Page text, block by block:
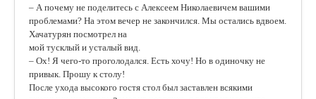
– А почему не поделитесь с Алексеем Николаевичем вашими
проблемами? На этом вечер не закончился. Мы остались вдвоем.
Хачатурян посмотрел на
мой тусклый и усталый вид.
– Ох! Я чего-то проголодался. Есть хочу! Но в одиночку не
привык. Прошу к столу!
После ухода высокого гостя стол был заставлен всякими